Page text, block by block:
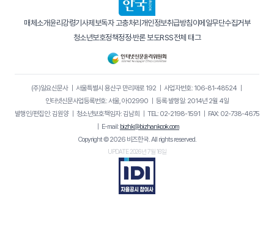
매체소개윤리강령기사제보독자 고충처리 개인정보취급방침이메일무단수집거부
청소년보호정책정정·반론 보도RSS전체 태그
(주)일요신문사｜ 서울특별시 용산구 만리재로 192｜ 사업자번호: 106-81-48524｜
인터넷신문사업등록번호: 서울, 아02990 ｜ 등록·발행일: 2014년 2월 4일
발행인/편집인: 김원양｜ 청소년보호책임자: 김남희 ｜ TEL: 02-2198-1591 ｜ FAX: 02-738-4675
｜ E-mail: bizhk@bizhankook.com
Copyright © 2026 비즈한국. All rights reserved.
UPDATE 2026년 7월 16일